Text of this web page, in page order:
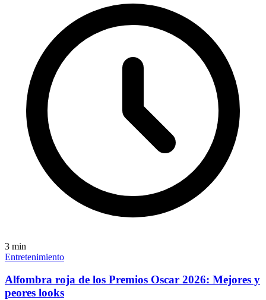
3 min
Entretenimiento
Alfombra roja de los Premios Oscar 2026: Mejores y
peores looks